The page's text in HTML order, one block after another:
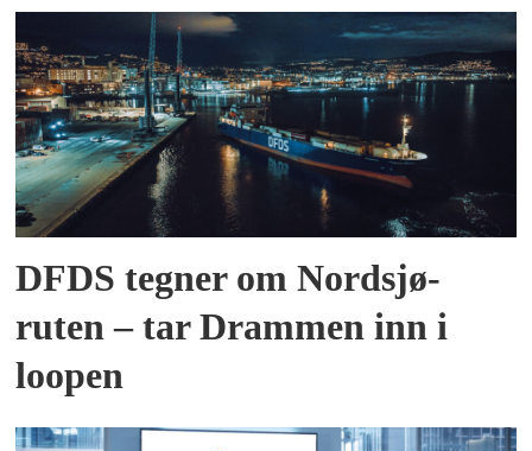
DFDS tegner om Nordsjø-
ruten – tar Drammen inn i
loopen